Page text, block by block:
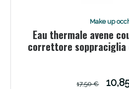
Make up
Eau thermale avene
correttore soppraciglia
17,50 €